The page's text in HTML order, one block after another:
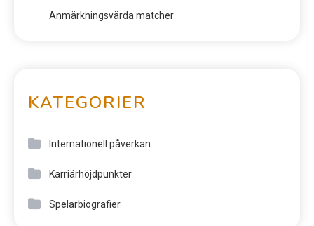
Anmärkningsvärda matcher
KATEGORIER
Internationell påverkan
Karriärhöjdpunkter
Spelarbiografier